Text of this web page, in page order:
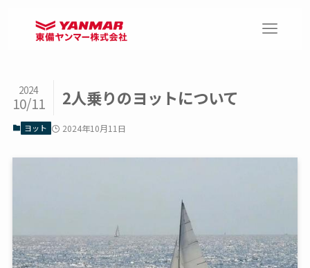
2人乗りのヨットについて
2024
10/11
ヨット 2024年10月11日